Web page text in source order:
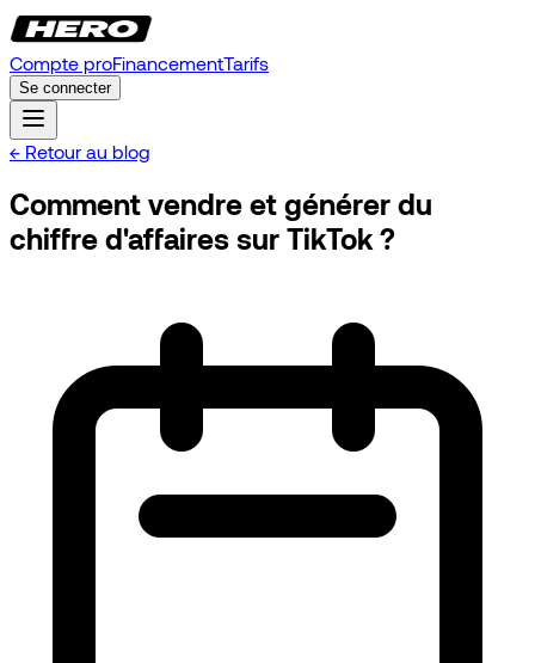
Compte proFinancementTarifs
Se connecter
← Retour au blog
Comment vendre et générer du
chiffre d'affaires sur TikTok ?